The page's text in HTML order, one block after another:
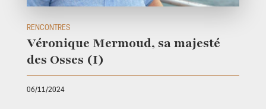
RENCONTRES
Véronique Mermoud, sa majesté
des Osses (I)
06/11/2024